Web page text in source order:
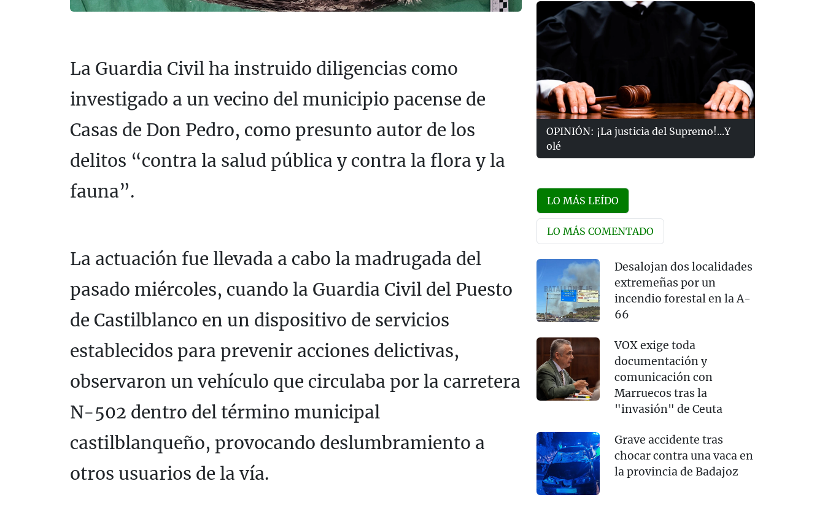
La Guardia Civil ha instruido diligencias como
investigado a un vecino del municipio pacense de
Casas de Don Pedro, como presunto autor de los
delitos “contra la salud pública y contra la flora y la
fauna”.
La actuación fue llevada a cabo la madrugada del
pasado miércoles, cuando la Guardia Civil del Puesto
de Castilblanco en un dispositivo de servicios
establecidos para prevenir acciones delictivas,
observaron un vehículo que circulaba por la carretera
N-502 dentro del término municipal
castilblanqueño, provocando deslumbramiento a
otros usuarios de la vía.
OPINIÓN: ¡La justicia del Supremo!...Y
olé
LO MÁS LEÍDO
LO MÁS COMENTADO
Desalojan dos localidades
extremeñas por un
incendio forestal en la A-
66
VOX exige toda
documentación y
comunicación con
Marruecos tras la
"invasión" de Ceuta
Grave accidente tras
chocar contra una vaca en
la provincia de Badajoz